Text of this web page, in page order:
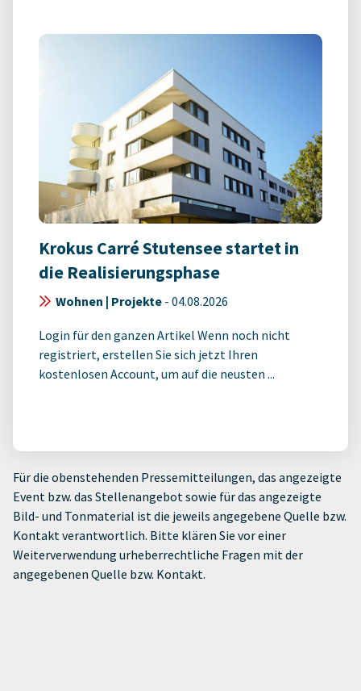
Krokus Carré Stutensee startet in
die Realisierungsphase
Wohnen | Projekte - 04.08.2026
Login für den ganzen Artikel Wenn noch nicht
registriert, erstellen Sie sich jetzt Ihren
kostenlosen Account, um auf die neusten ...
Für die obenstehenden Pressemitteilungen, das angezeigte
Event bzw. das Stellenangebot sowie für das angezeigte
Bild- und Tonmaterial ist die jeweils angegebene Quelle bzw.
Kontakt verantwortlich. Bitte klären Sie vor einer
Weiterverwendung urheberrechtliche Fragen mit der
angegebenen Quelle bzw. Kontakt.